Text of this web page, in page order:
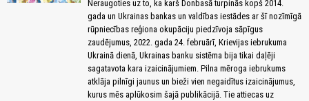
Neraugoties uz to, ka karš Donbasā turpinās kopš 2014.
gada un Ukrainas bankas un valdības iestādes ar šī nozīmīgā
rūpniecības reģiona okupāciju piedzīvoja sāpīgus
zaudējumus, 2022. gada 24. februārī, Krievijas iebrukuma
Ukrainā dienā, Ukrainas banku sistēma bija tikai daļēji
sagatavota kara izaicinājumiem. Pilna mēroga iebrukums
atklāja pilnīgi jaunus un bieži vien negaidītus izaicinājumus,
kurus mēs aplūkosim šajā publikācijā. Tie attiecas uz